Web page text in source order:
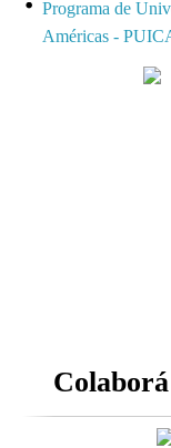
Programa de
Américas -